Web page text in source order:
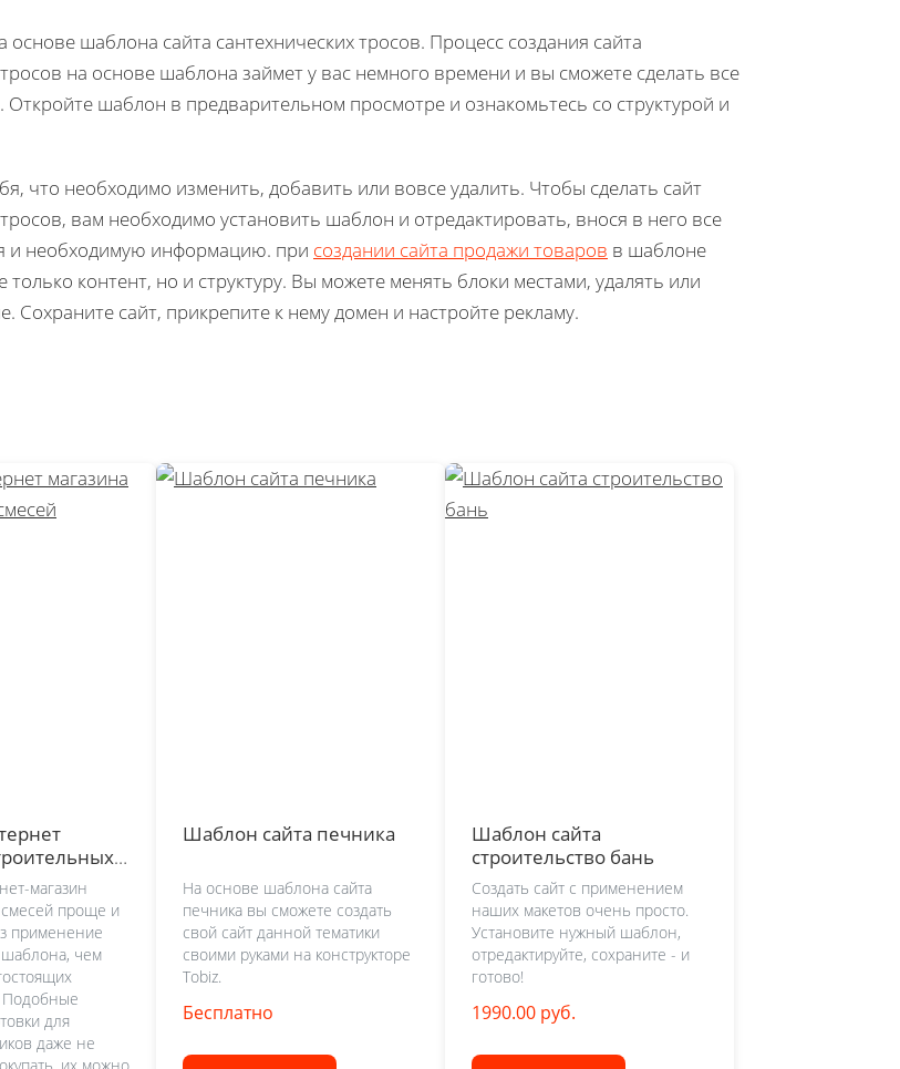
основе шаблона сайта сантехнических тросов. Процесс создания сайта
на основе шаблона займет у вас немного времени и вы сможете сделать все
Откройте шаблон в предварительном просмотре и ознакомьтесь со структурой и
что необходимо изменить, добавить или вовсе удалить. Чтобы сделать сайт
вам необходимо установить шаблон и отредактировать, внося в него все
и необходимую информацию. при создании сайта продажи товаров в шаблоне
контент, но и структуру. Вы можете менять блоки местами, удалять или
Сохраните сайт, прикрепите к нему домен и настройте рекламу.
магазин
проще и
применение
чем
Подобные
для
даже не
Шаблон сайта печника
На основе шаблона сайта
печника вы сможете создать
свой сайт данной тематики
своими руками на конструкторе
Tobiz.
Бесплатно
Шаблон сайта
строительство бань
Создать сайт с применением
наших макетов очень просто.
Установите нужный шаблон,
отредактируйте, сохраните - и
готово!
1990.00 руб.